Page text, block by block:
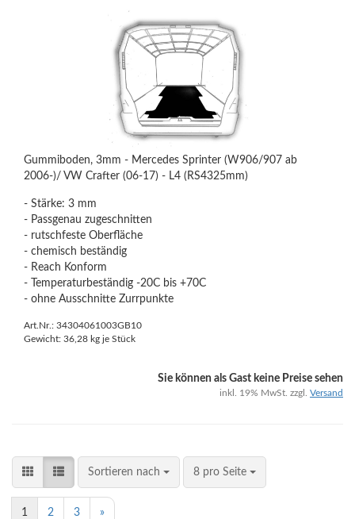
Gummiboden, 3mm - Mercedes Sprinter (W906/907 ab
2006-)/ VW Crafter (06-17) - L4 (RS4325mm)
- Stärke: 3 mm
- Passgenau zugeschnitten
- rutschfeste Oberfläche
- chemisch beständig
- Reach Konform
- Temperaturbeständig -20C bis +70C
- ohne Ausschnitte Zurrpunkte
Art.Nr.: 34304061003GB10
Gewicht: 36,28 kg je Stück
Sie können als Gast keine Preise sehen
inkl. 19% MwSt. zzgl. Versand
Sortieren nach 8 pro Seite
1 2 3 »